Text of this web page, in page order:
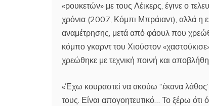
«ρουκετών» με τους Λέικερς, έγινε ο
χρόνια (2007, Κόμπι Μπράιαντ), αλλά η
αναμέτρησης, μετά από φάουλ που
κόμπο γκαρντ του Χιούστον
χρεώθηκε με τεχνική ποινή και
«Έχω κουραστεί να ακούω “έκανα
τους. Είναι απογοητευτικό… Το ξέρω ότι